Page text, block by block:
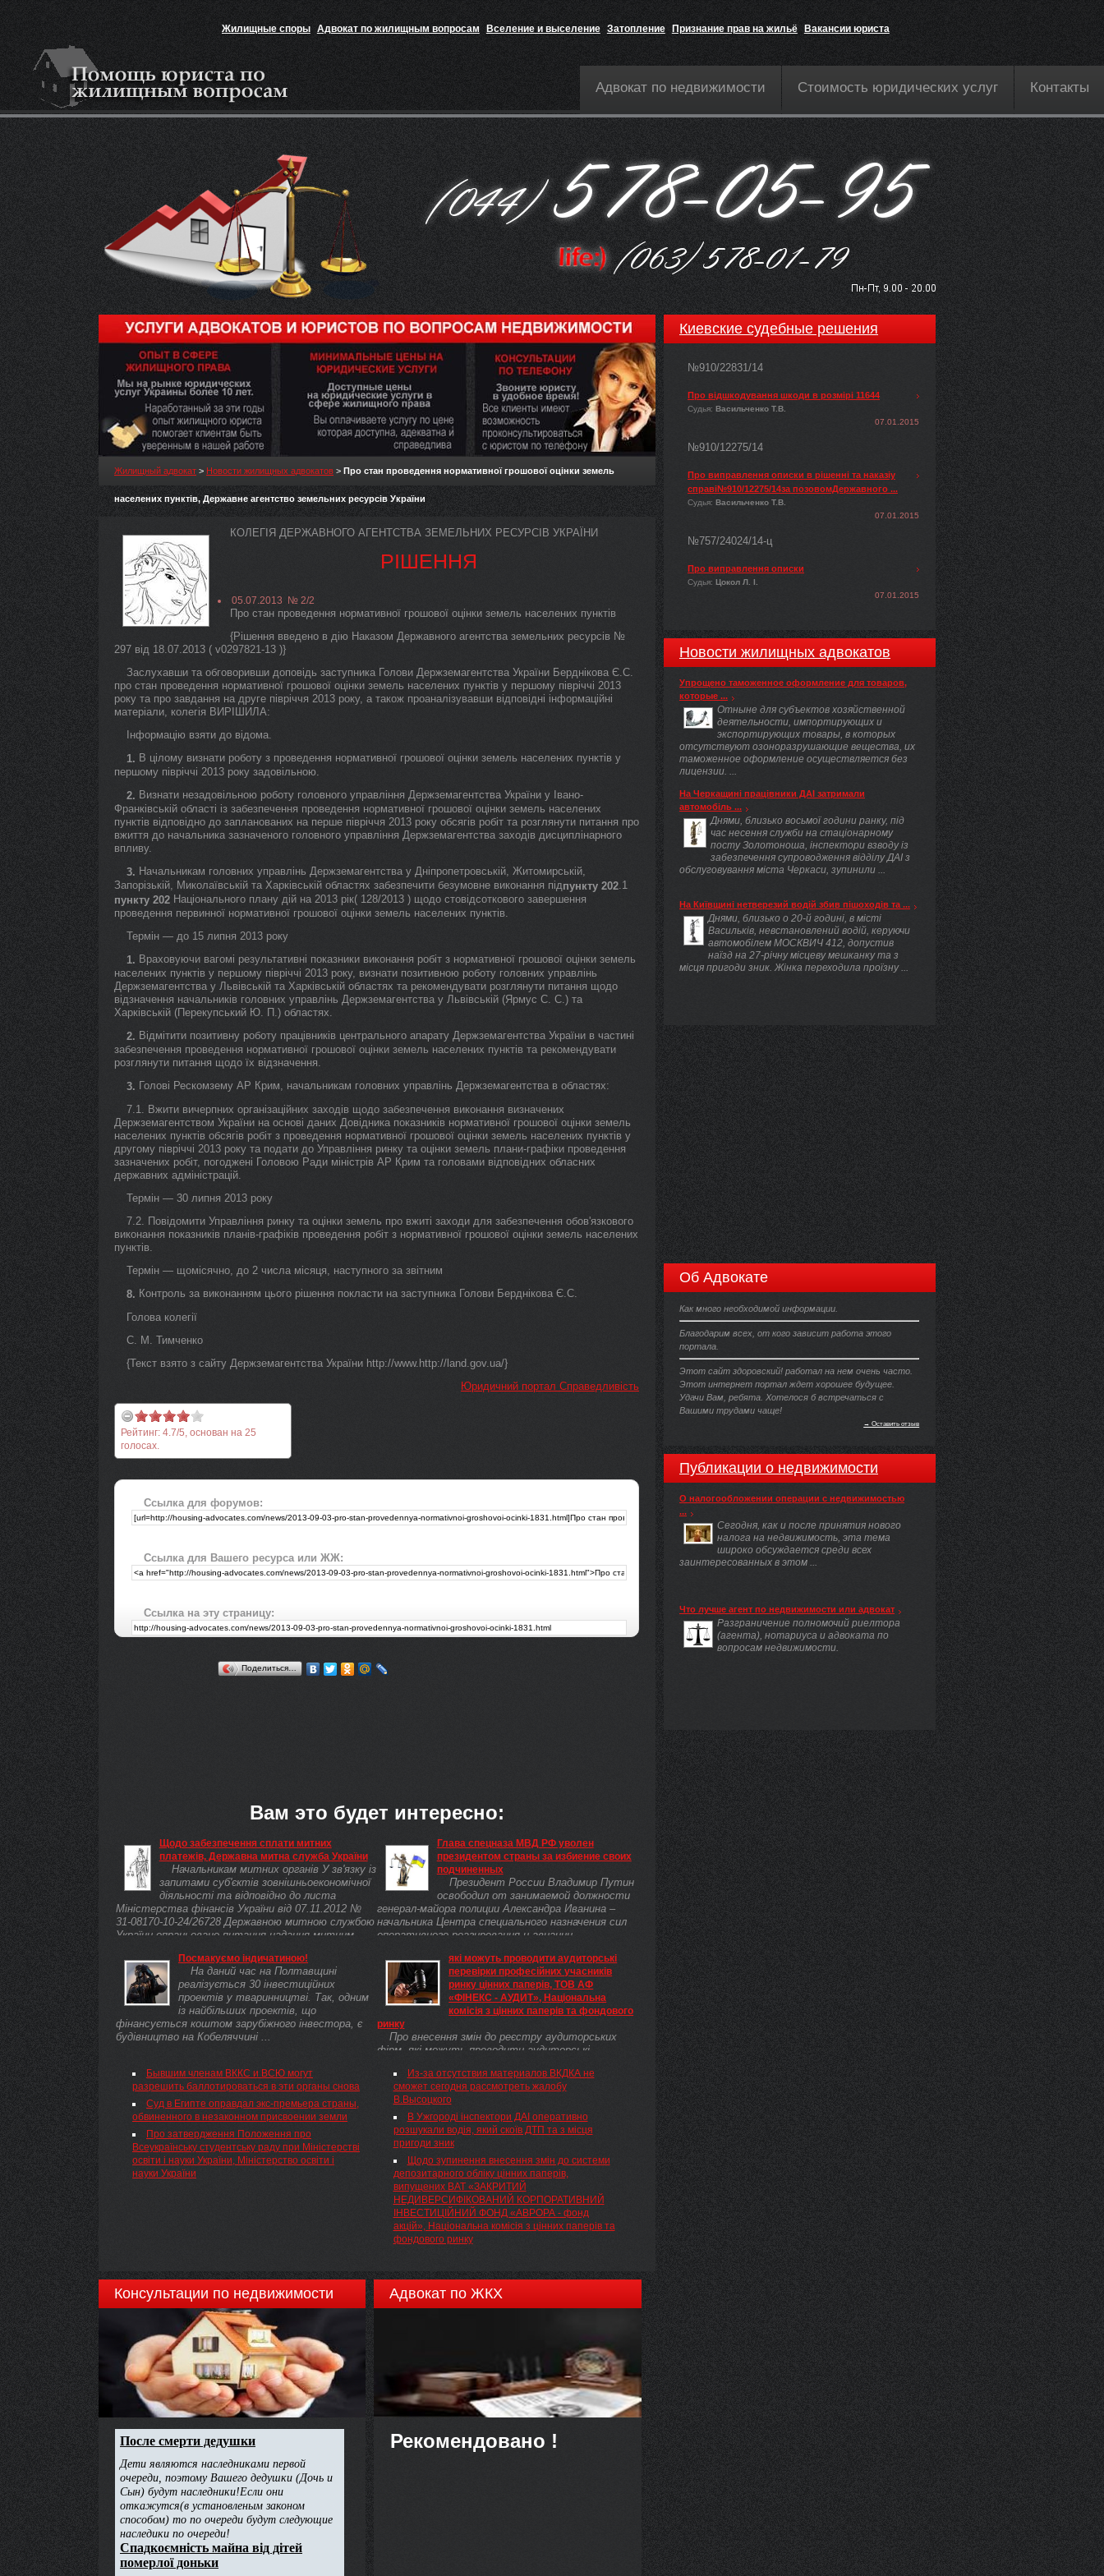
Жилищные споры Адвокат по жилищным вопросам Вселение и выселение Затопление Признание прав на жильё Вакансии юриста
Адвокат по недвижимости Стоимость юридических услуг Контакты
Жилищный адвокат > Новости жилищных адвокатов > Про стан проведення нормативної грошової оцінки земель
населених пунктів, Державне агентство земельних ресурсів України
КОЛЕГІЯ ДЕРЖАВНОГО АГЕНТСТВА ЗЕМЕЛЬНИХ РЕСУРСІВ УКРАЇНИ
РІШЕННЯ
05.07.2013 № 2/2
Про стан проведення нормативної грошової оцінки земель населених пунктів
{Рішення введено в дію Наказом Державного агентства земельних ресурсів №
297 від 18.07.2013 ( v0297821-13 )}
Заслухавши та обговоривши доповідь заступника Голови Держземагентства України Берднікова Є.С.
про стан проведення нормативної грошової оцінки земель населених пунктів у першому півріччі 2013
року та про завдання на друге півріччя 2013 року, а також проаналізувавши відповідні інформаційні
матеріали, колегія ВИРІШИЛА:
Інформацію взяти до відома.
1. В цілому визнати роботу з проведення нормативної грошової оцінки земель населених пунктів у
першому півріччі 2013 року задовільною.
2. Визнати незадовільною роботу головного управління Держземагентства України у Івано-
Франківській області із забезпечення проведення нормативної грошової оцінки земель населених
пунктів відповідно до запланованих на перше півріччя 2013 року обсягів робіт та розглянути питання про
вжиття до начальника зазначеного головного управління Держземагентства заходів дисциплінарного
впливу.
3. Начальникам головних управлінь Держземагентства у Дніпропетровській, Житомирській,
Запорізькій, Миколаївській та Харківській областях забезпечити безумовне виконання підпункту 202.1
пункту 202 Національного плану дій на 2013 рік( 128/2013 ) щодо стовідсоткового завершення
проведення первинної нормативної грошової оцінки земель населених пунктів.
Термін — до 15 липня 2013 року
1. Враховуючи вагомі результативні показники виконання робіт з нормативної грошової оцінки земель
населених пунктів у першому півріччі 2013 року, визнати позитивною роботу головних управлінь
Держземагентства у Львівській та Харківській областях та рекомендувати розглянути питання щодо
відзначення начальників головних управлінь Держземагентства у Львівській (Ярмус С. С.) та
Харківській (Перекупський Ю. П.) областях.
2. Відмітити позитивну роботу працівників центрального апарату Держземагентства України в частині
забезпечення проведення нормативної грошової оцінки земель населених пунктів та рекомендувати
розглянути питання щодо їх відзначення.
3. Голові Рескомзему АР Крим, начальникам головних управлінь Держземагентства в областях:
7.1. Вжити вичерпних організаційних заходів щодо забезпечення виконання визначених
Держземагентством України на основі даних Довідника показників нормативної грошової оцінки земель
населених пунктів обсягів робіт з проведення нормативної грошової оцінки земель населених пунктів у
другому півріччі 2013 року та подати до Управління ринку та оцінки земель плани-графіки проведення
зазначених робіт, погоджені Головою Ради міністрів АР Крим та головами відповідних обласних
державних адміністрацій.
Термін — 30 липня 2013 року
7.2. Повідомити Управління ринку та оцінки земель про вжиті заходи для забезпечення обов'язкового
виконання показників планів-графіків проведення робіт з нормативної грошової оцінки земель населених
пунктів.
Термін — щомісячно, до 2 числа місяця, наступного за звітним
8. Контроль за виконанням цього рішення покласти на заступника Голови Берднікова Є.С.
Голова колегії
С. М. Тимченко
{Текст взято з сайту Держземагентства України http://www.http://land.gov.ua/}
Юридичний портал Справедливість
Рейтинг: 4.7/5, основан на 25
голосах.
Ссылка для форумов:
Ссылка для Вашего ресурса или ЖЖ:
Ссылка на эту страницу:
Поделиться…
Вам это будет интересно:
Щодо забезпечення сплати митних
платежів, Державна митна служба України
Начальникам митних органів У зв'язку із
запитами суб'єктів зовнішньоекономічної
діяльності та відповідно до листа
Міністерства фінансів України від 07.11.2012 №
31-08170-10-24/26728 Державною митною службою
України опрацьовано питання надання митним
при поміщенні товарів у митні режими експорту,
реекспорту, тимчасового вивезення, переробки за
межами митної території. За результатами
опрацювання зазначеного питання повідомляємо.
Посмакуємо індичатиною!
На даний час на Полтавщині
реалізується 30 інвестиційних
проектів у тваринництві. Так, одним
із найбільших проектів, що
фінансується коштом зарубіжного інвестора, є
будівництво на Кобеляччині ...
Бывшим членам ВККС и ВСЮ могут
разрешить баллотироваться в эти органы снова
Суд в Египте оправдал экс-премьера страны,
обвиненного в незаконном присвоении земли
Про затвердження Положення про
Всеукраїнську студентську раду при Міністерстві
освіти і науки України, Міністерство освіти і
науки України
Глава спецназа МВД РФ уволен
президентом страны за избиение своих
подчиненных
Президент России Владимир Путин
освободил от занимаемой должности
генерал-майора полиции Александра Иванина –
начальника Центра специального назначения сил
оперативного реагирования и авиации ...
які можуть проводити аудиторські
перевірки професійних учасників
ринку цінних паперів, ТОВ АФ
«ФІНЕКС - АУДИТ», Національна
комісія з цінних паперів та фондового
ринку
Про внесення змін до реєстру аудиторських
фірм, які можуть проводити аудиторські
паперів, ТОВ АФ «ФІНЕКС — АУДИТ»
Из-за отсутствия материалов ВКДКА не
сможет сегодня рассмотреть жалобу
В.Высоцкого
В Ужгороді інспектори ДАІ оперативно
розшукали водія, який скоїв ДТП та з місця
пригоди зник
Щодо зупинення внесення змін до системи
депозитарного обліку цінних паперів,
випущених ВАТ «ЗАКРИТИЙ
НЕДИВЕРСИФІКОВАНИЙ КОРПОРАТИВНИЙ
ІНВЕСТИЦІЙНИЙ ФОНД «АВРОРА - фонд
акцій», Національна комісія з цінних паперів та
фондового ринку
Консультации по недвижимости Адвокат по ЖКХ
Рекомендовано !
Киевские судебные решения
№910/22831/14
Про відшкодування шкоди в розмірі 11644
Судья: Васильченко Т.В.
07.01.2015
№910/12275/14
Про виправлення описки в рішенні та наказіу
справі№910/12275/14за позовомДержавного ...
Судья: Васильченко Т.В.
07.01.2015
№757/24024/14-ц
Про виправлення описки
Судья: Цокол Л. І.
07.01.2015
Новости жилищных адвокатов
Упрощено таможенное оформление для товаров,
которые ...
Отныне для субъектов хозяйственной
деятельности, импортирующих и
экспортирующих товары, в которых
отсутствуют озоноразрушающие вещества, их
таможенное оформление осуществляется без
лицензии. ...
На Черкащині працівники ДАІ затримали
автомобіль ...
Днями, близько восьмої години ранку, під
час несення служби на стаціонарному
посту Золотоноша, інспектори взводу із
забезпечення супроводження відділу ДАІ з
обслуговування міста Черкаси, зупинили ...
На Київщині нетверезий водій збив пішоходів та ...
Днями, близько о 20-й годині, в місті
Васильків, невстановлений водій, керуючи
автомобілем МОСКВИЧ 412, допустив
наїзд на 27-річну місцеву мешканку та з
місця пригоди зник. Жінка переходила проїзну ...
Об Адвокате
Как много необходимой информации.
Благодарим всех, от кого зависит работа этого
портала.
Этот сайт здоровский! работал на нем очень часто.
Этот интернет портал ждет хорошее будущее.
Удачи Вам, ребята. Хотелося б встречаться с
Вашими трудами чаще!
→ Оставить отзыв
Публикации о недвижимости
О налогообложении операции с недвижимостью
...
Сегодня, как и после принятия нового
налога на недвижимость, эта тема
широко обсуждается среди всех
заинтересованных в этом ...
Что лучше агент по недвижимости или адвокат
Разграничение полномочий риелтора
(агента), нотариуса и адвоката по
вопросам недвижимости.